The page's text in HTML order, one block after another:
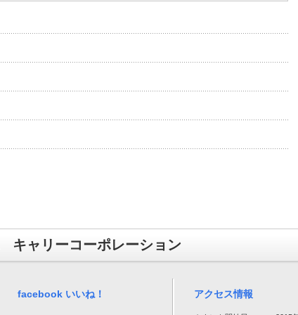
キャリーコーポレーション
facebook いいね！ アクセス情報